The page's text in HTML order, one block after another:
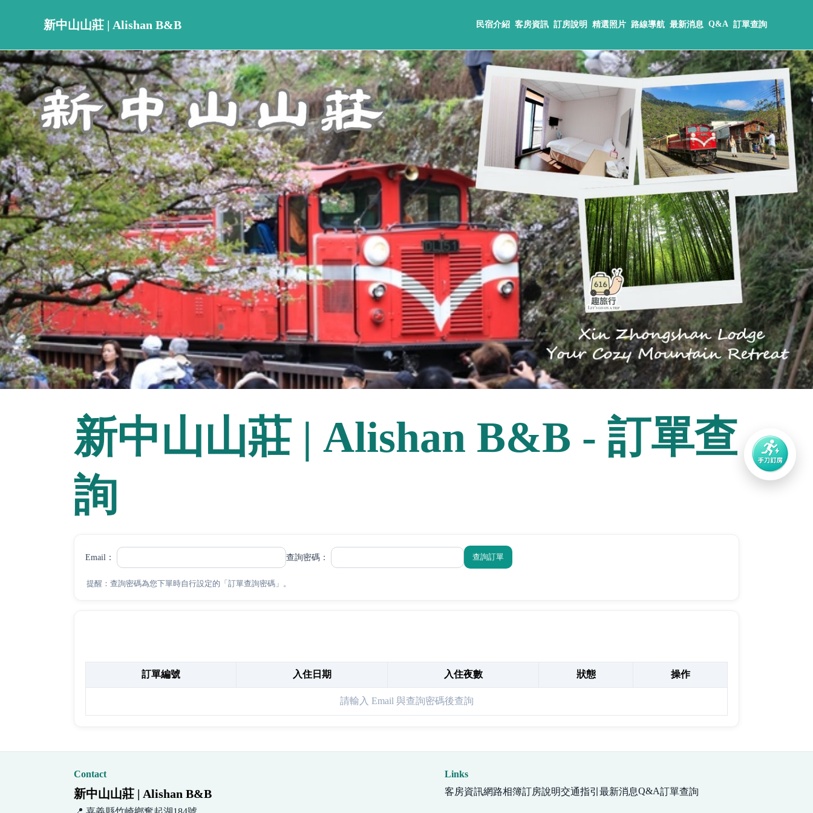
新中山山莊 | Alishan B&B 民宿介紹 客房資訊 訂房說明 精選照片 路線導航 最新消息 Q&A 訂單查詢
新中山山莊 | Alishan B&B - 訂單查
詢
Email： 查詢密碼： 查詢訂單
提醒：查詢密碼為您下單時自行設定的「訂單查詢密碼」。
訂單編號 入住日期 入住夜數 狀態 操作
請輸入 Email 與查詢密碼後查詢
Contact
新中山山莊 | Alishan B&B
Links
客房資訊網路相簿訂房說明交通指引 最新消息Q&A訂單查詢